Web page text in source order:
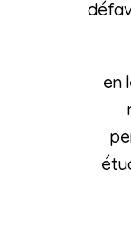
en